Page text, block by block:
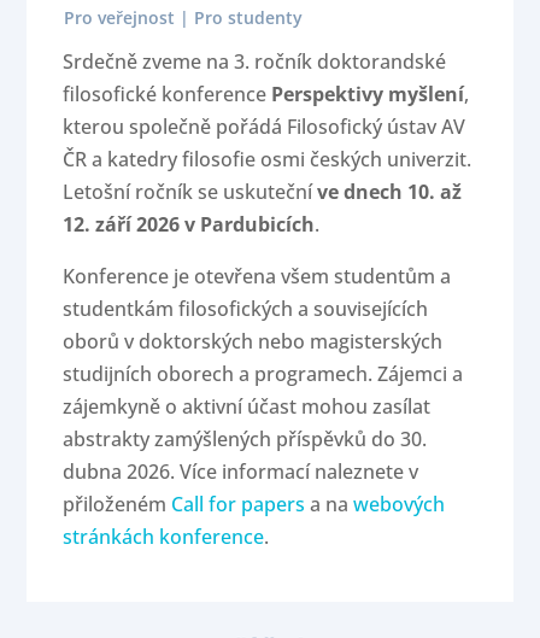
Pro veřejnost | Pro studenty
Srdečně zveme na 3. ročník doktorandské
filosofické konference Perspektivy myšlení,
kterou společně pořádá Filosofický ústav AV
ČR a katedry filosofie osmi českých univerzit.
Letošní ročník se uskutečníve dnech 10. až
12. září 2026 v Pardubicích.
Konference je otevřena všem studentům a
studentkám filosofických a souvisejících
oborů v doktorských nebo magisterských
studijních oborech a programech. Zájemci a
zájemkyně o aktivní účast mohou zasílat
abstrakty zamýšlených příspěvků do 30.
dubna 2026. Více informací naleznete v
přiloženém Call for papers a nawebových
stránkách konference.